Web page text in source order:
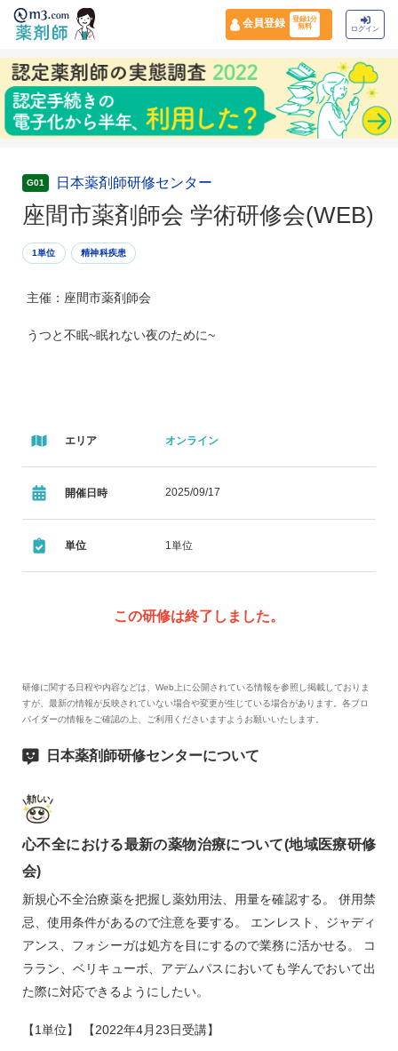
会員登録
登録1分
無料
ログイン
G01 日本薬剤師研修センター
座間市薬剤師会 学術研修会(WEB)
1単位 精神科疾患
主催：座間市薬剤師会
うつと不眠~眠れない夜のために~
エリア オンライン
開催日時 2025/09/17
単位 1単位
この研修は終了しました。
研修に関する日程や内容などは、Web上に公開されている情報を参照し掲載しておりま
すが、最新の情報が反映されていない場合や変更が生じている場合があります。各プロ
バイダーの情報をご確認の上、ご利用くださいますようお願いいたします。
日本薬剤師研修センターについて
心不全における最新の薬物治療について(地域医療研修
会)
新規心不全治療薬を把握し薬効用法、用量を確認する。 併用禁
忌、使用条件があるので注意を要する。 エンレスト、ジャディ
アンス、フォシーガは処方を目にするので業務に活かせる。 コ
ララン、ベリキューボ、アデムパスにおいても学んでおいて出
た際に対応できるようにしたい。
【1単位】 【2022年4月23日受講】